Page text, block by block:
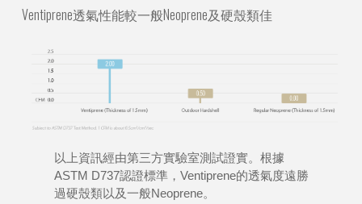
Ventiprene透氣性能較一般Neoprene及硬殼類佳
以上資訊經由第三方實驗室測試證實。根據
ASTM D737認證標準，Ventiprene的透氣度遠勝
過硬殼類以及一般Neoprene。